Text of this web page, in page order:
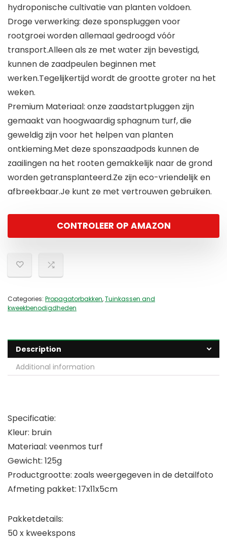
hydroponische cultivatie van planten voldoen.
Droge verwerking: deze sponspluggen voor
rootgroei worden allemaal gedroogd vóór
transport.Alleen als ze met water zijn bevestigd,
kunnen de zaadpeulen beginnen met
werken.Tegelijkertijd wordt de grootte groter na het
weken.
Premium Materiaal: onze zaadstartpluggen zijn
gemaakt van hoogwaardig sphagnum turf, die
geweldig zijn voor het helpen van planten
ontkieming.Met deze sponszaadpods kunnen de
zaailingen na het rooten gemakkelijk naar de grond
worden getransplanteerd.Ze zijn eco-vriendelijk en
afbreekbaar.Je kunt ze met vertrouwen gebruiken.
CONTROLEER OP AMAZON
Categories: Propagatorbakken,Tuinkassen and
kweekbenodigdheden
Description
Additional information
Specificatie:
Kleur: bruin
Materiaal: veenmos turf
Gewicht: 125g
Productgrootte: zoals weergegeven in de detailfoto
Afmeting pakket: 17x11x5cm
Pakketdetails:
50 x kweekspons